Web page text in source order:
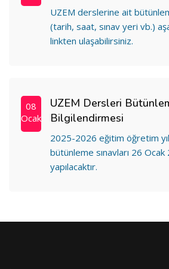
UZEM derslerine ait
(tarih, saat, sınav yeri vb.)
linkten ulaşabilirsiniz.
08
Ocak
UZEM Dersleri
Bilgilendirmesi
2025-2026 eğitim öğretim
bütünleme sınavları 26
yapılacaktır.